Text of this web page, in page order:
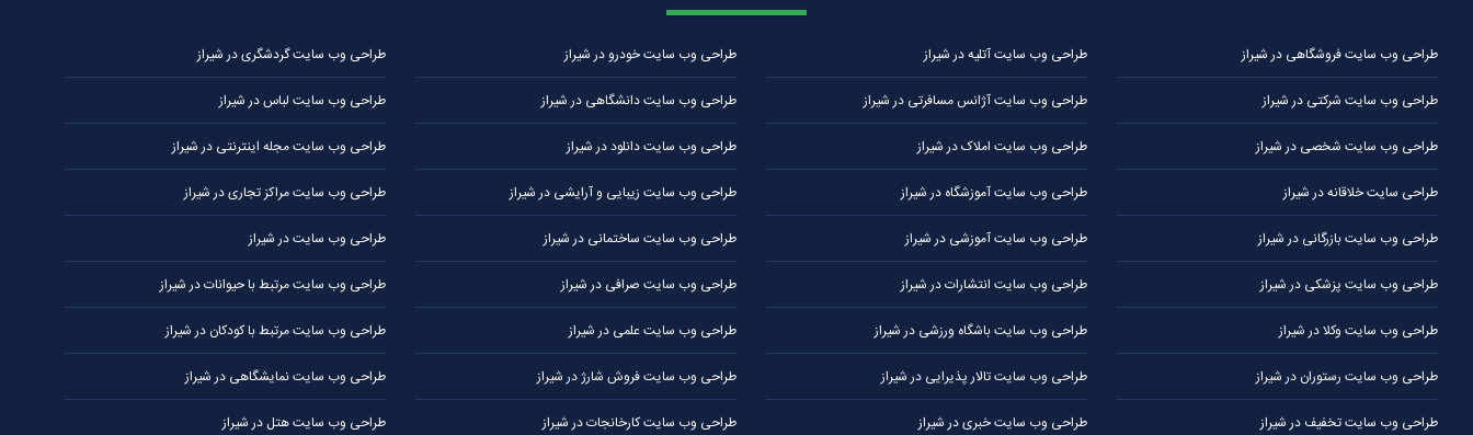
طراحی وب سایت فروشگاهی در شیراز
طراحی وب سایت شرکتی در شیراز
طراحی وب سایت شخصی در شیراز
طراحی سایت خلاقانه در شیراز
طراحی وب سایت بازرگانی در شیراز
طراحی وب سایت پزشکی در شیراز
طراحی وب سایت وکلا در شیراز
طراحی وب سایت رستوران در شیراز
طراحی وب سایت تخفیف در شیراز
طراحی وب سایت آتلیه در شیراز
طراحی وب سایت آژانس مسافرتی در شیراز
طراحی وب سایت املاک در شیراز
طراحی وب سایت آموزشگاه در شیراز
طراحی وب سایت آموزشی در شیراز
طراحی وب سایت انتشارات در شیراز
طراحی وب سایت باشگاه ورزشی در شیراز
طراحی وب سایت تالار پذیرایی در شیراز
طراحی وب سایت خبری در شیراز
طراحی وب سایت خودرو در شیراز
طراحی وب سایت دانشگاهی در شیراز
طراحی وب سایت دانلود در شیراز
طراحی وب سایت زیبایی و آرایشی در شیراز
طراحی وب سایت ساختمانی در شیراز
طراحی وب سایت صرافی در شیراز
طراحی وب سایت علمی در شیراز
طراحی وب سایت فروش شارژ در شیراز
طراحی وب سایت کارخانجات در شیراز
طراحی وب سایت گردشگری در شیراز
طراحی وب سایت لباس در شیراز
طراحی وب سایت مجله اینترنتی در شیراز
طراحی وب سایت مراکز تجاری در شیراز
طراحی وب سایت در شیراز
طراحی وب سایت مرتبط با حیوانات در شیراز
طراحی وب سایت مرتبط با کودکان در شیراز
طراحی وب سایت نمایشگاهی در شیراز
طراحی وب سایت هتل در شیراز